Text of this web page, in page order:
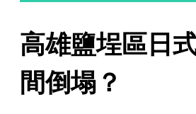
高雄鹽埕區日
間倒塌？